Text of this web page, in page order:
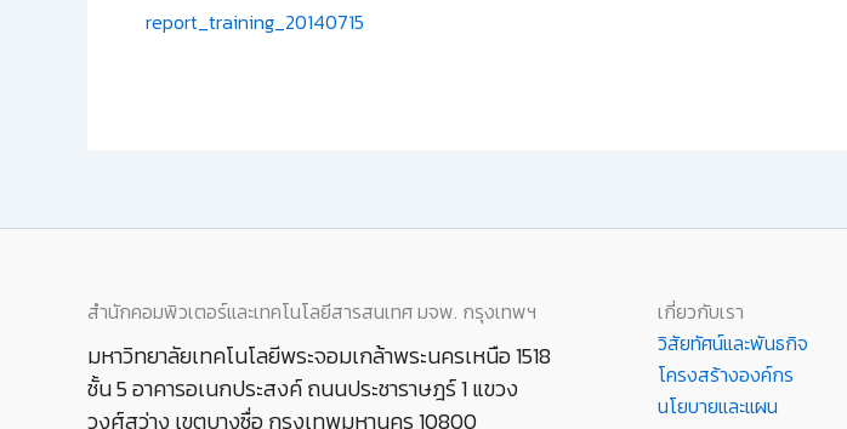
report_training_20140715
สำนักคอมพิวเตอร์และเทคโนโลยีสารสนเทศ มจพ. กรุงเทพฯ
มหาวิทยาลัยเทคโนโลยีพระจอมเกล้าพระนครเหนือ 1518
ชั้น 5 อาคารอเนกประสงค์ ถนนประชาราษฎร์ 1 แขวง
วงศ์สว่าง เขตบางซื่อ กรุงเทพมหานคร 10800
เกี่ยวกับเรา
วิสัยทัศน์และพันธกิจ
โครงสร้างองค์กร
นโยบายและแผน